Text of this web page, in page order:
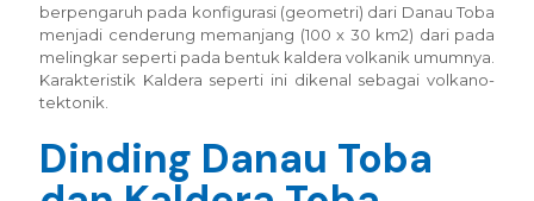
berpengaruh pada konfigurasi (geometri) dari Danau Toba
menjadi cenderung memanjang (100 x 30 km2) dari pada
melingkar seperti pada bentuk kaldera volkanik umumnya.
Karakteristik Kaldera seperti ini dikenal sebagai volkano-
tektonik.
Dinding Danau Toba